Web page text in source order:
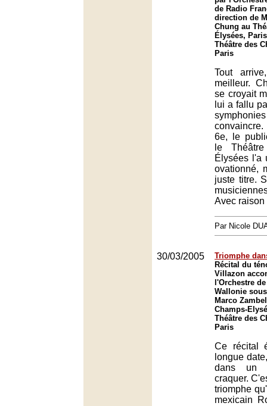
de Radio
direction de
Chung au
Élysées,
Théâtre des
Paris
Tout
meilleur.
se croyait
lui a fallu
6e, le
le
Élysées l'a
ovationné,
juste titre.
Avec raison
Par Nicole
30/03/2005
Triomphe
Récital du
Villazon
l'Orchestre
Wallonie
Marco
Champs-
Théâtre des
Paris
Ce récital
longue
dans un
craquer.
triomphe
mexicain